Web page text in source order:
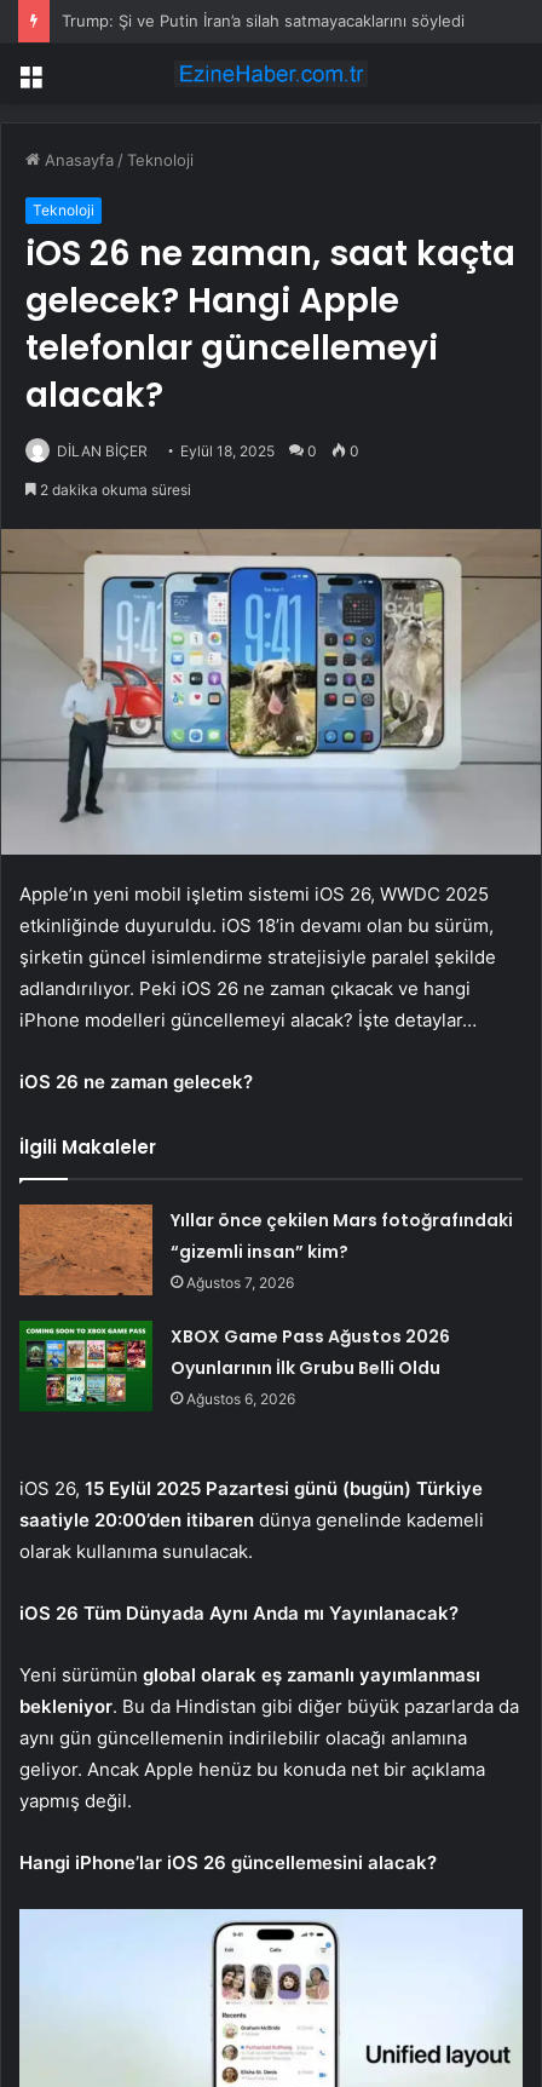
Trump: Şi ve Putin İran’a silah satmayacaklarını söyledi
Menü
Anasayfa /Teknoloji
Teknoloji
iOS 26 ne zaman, saat kaçta
gelecek? Hangi Apple
telefonlar güncellemeyi
alacak?
DİLAN BİÇER Eylül 18, 2025 0 0
2 dakika okuma süresi
Apple’ın yeni mobil işletim sistemi iOS 26, WWDC 2025
etkinliğinde duyuruldu. iOS 18’in devamı olan bu sürüm,
şirketin güncel isimlendirme stratejisiyle paralel şekilde
adlandırılıyor. Peki iOS 26 ne zaman çıkacak ve hangi
iPhone modelleri güncellemeyi alacak? İşte detaylar…
iOS 26 ne zaman gelecek?
İlgili Makaleler
Yıllar önce çekilen Mars fotoğrafındaki
“gizemli insan” kim?
Ağustos 7, 2026
XBOX Game Pass Ağustos 2026
Oyunlarının İlk Grubu Belli Oldu
Ağustos 6, 2026
iOS 26, 15 Eylül 2025 Pazartesi günü (bugün) Türkiye
saatiyle 20:00’den itibaren dünya genelinde kademeli
olarak kullanıma sunulacak.
iOS 26 Tüm Dünyada Aynı Anda mı Yayınlanacak?
Yeni sürümün global olarak eş zamanlı yayımlanması
bekleniyor. Bu da Hindistan gibi diğer büyük pazarlarda da
aynı gün güncellemenin indirilebilir olacağı anlamına
geliyor. Ancak Apple henüz bu konuda net bir açıklama
yapmış değil.
Hangi iPhone’lar iOS 26 güncellemesini alacak?